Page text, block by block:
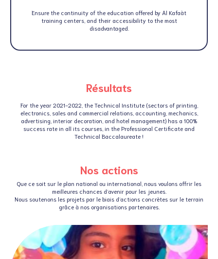
Ensure the continuity of the education offered by Al Kafaàt
training centers, and their accessibility to the most
disadvantaged.
Résultats
For the year 2021-2022, the Technical Institute (sectors of printing,
electronics, sales and commercial relations, accounting, mechanics,
advertising, interior decoration, and hotel management) has a 100%
success rate in all its courses, in the Professional Certificate and
Technical Baccalaureate !
Nos actions
Que ce soit sur le plan national ou international, nous voulons offrir les
meilleures chances d’avenir pour les jeunes.
Nous soutenons les projets par le biais d’actions concrètes sur le terrain
grâce à nos organisations partenaires.